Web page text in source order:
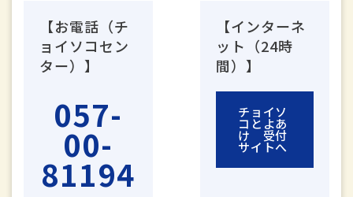
【お電話（チ
ョイソコセン
ター）】
057-
00-
81194
【インターネ
ット（24時
間）】
チョイソ
コとよあ
け 受付
サイトへ